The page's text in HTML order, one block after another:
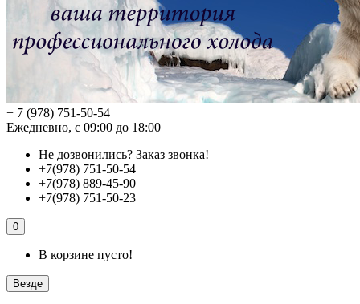
+ 7 (978) 751-50-54
Ежедневно, с 09:00 до 18:00
Не дозвонились? Заказ звонка!
+7(978) 751-50-54
+7(978) 889-45-90
+7(978) 751-50-23
0
В корзине пусто!
Везде